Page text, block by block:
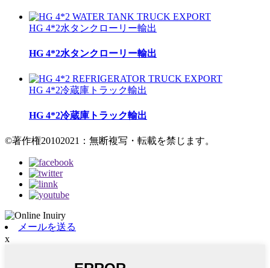
HG 4*2水タンクローリー輸出
HG 4*2水タンクローリー輸出
HG 4*2冷蔵庫トラック輸出
HG 4*2冷蔵庫トラック輸出
©著作権20102021：無断複写・転載を禁じます。
メールを送る
x